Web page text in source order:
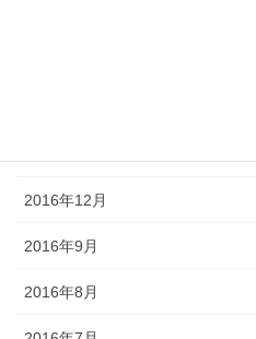
2016年12月
2016年9月
2016年8月